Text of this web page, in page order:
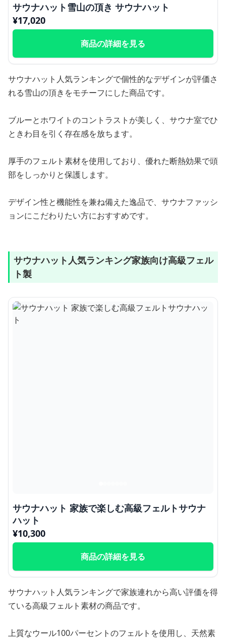
サウナハット雪山の頂き サウナハット
¥17,020
商品の詳細を見る
サウナハット人気ランキングで個性的なデザインが評価さ
れる雪山の頂きをモチーフにした商品です。
ブルーとホワイトのコントラストが美しく、サウナ室でひ
ときわ目を引く存在感を放ちます。
厚手のフェルト素材を使用しており、優れた断熱効果で頭
部をしっかりと保護します。
デザイン性と機能性を兼ね備えた逸品で、サウナファッシ
ョンにこだわりたい方におすすめです。
サウナハット人気ランキング家族向け高級フェル
ト製
サウナハット 家族で楽しむ高級フェルトサウナ
ハット
¥10,300
商品の詳細を見る
サウナハット人気ランキングで家族連れから高い評価を得
ている高級フェルト素材の商品です。
上質なウール100パーセントのフェルトを使用し、天然素